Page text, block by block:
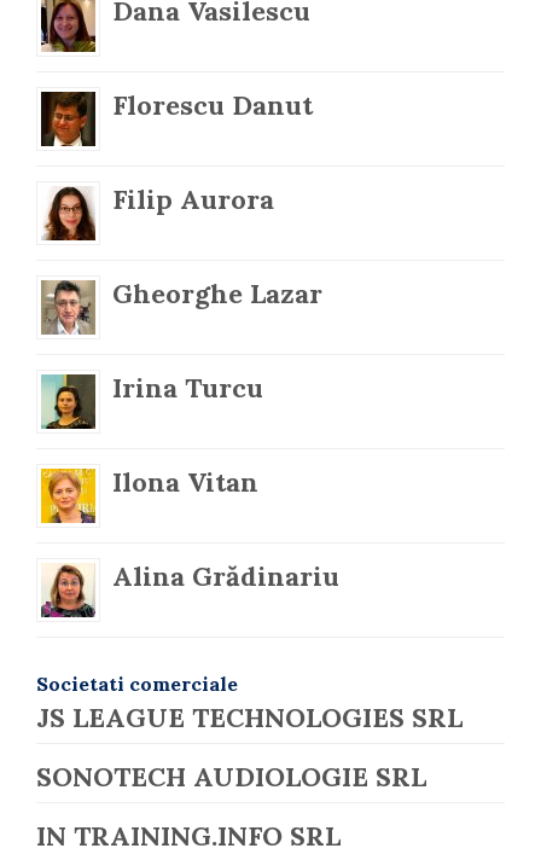
Dana Vasilescu
Florescu Danut
Filip Aurora
Gheorghe Lazar
Irina Turcu
Ilona Vitan
Alina Grădinariu
Societati comerciale
JS LEAGUE TECHNOLOGIES SRL
SONOTECH AUDIOLOGIE SRL
IN TRAINING.INFO SRL